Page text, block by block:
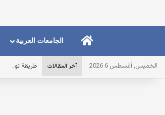
الرئيسيةالجامعات العربية
الخميس, أغسطس 6 2026 آخر المقالات طريقة توضيح